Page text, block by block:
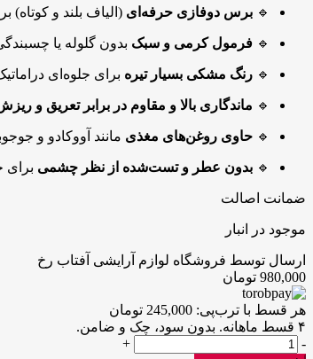
🔹 برس دوفازی حرفه‌ای (الیاف بلند و
🔹 فرمول کرمی و سبک بدون گلوله یا
🔹 رنگ مشکی بسیار تیره برای جلوه‌ای
🔹 ماندگاری بالا و مقاوم در برابر تعریق و
🔹 حاوی روغن‌های مغذی مانند آووکادو و
🔹 بدون عطر و تست‌شده از نظر چشمی برای
ضمانت اصالت
موجود در انبار
ارسال توسط فروشگاه لوازم آرایشی آفتاب رخ
980,000 تومان
هر قسط با ترب‌پی: 245,000 تومان
۴ قسط ماهانه. بدون سود، چک و ضامن.
ریمل
-
+